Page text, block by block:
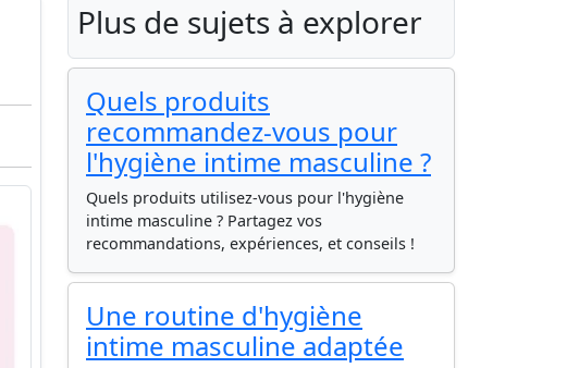
Plus de sujets à explorer
Quels produits
recommandez-vous pour
l'hygiène intime masculine ?
Quels produits utilisez-vous pour l'hygiène
intime masculine ? Partagez vos
recommandations, expériences, et conseils !
Une routine d'hygiène
intime masculine adaptée